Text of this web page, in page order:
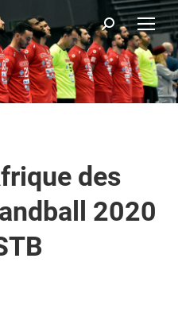
Recherche
:
des
2020